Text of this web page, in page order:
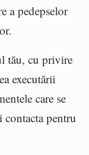
a pedepselor
tău, cu privire
executării
care se
pentru